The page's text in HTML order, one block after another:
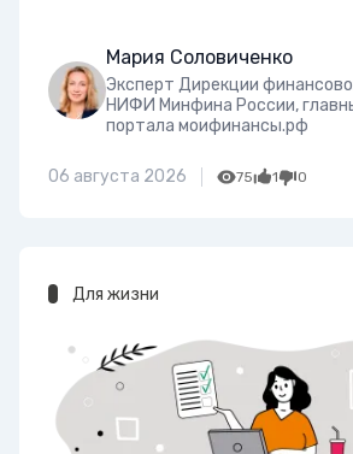
Мария Соловиченко
Эксперт Дирекции
НИФИ Минфина России,
портала моифинансы.рф
06 августа 2026 75 1 0
Для жизни